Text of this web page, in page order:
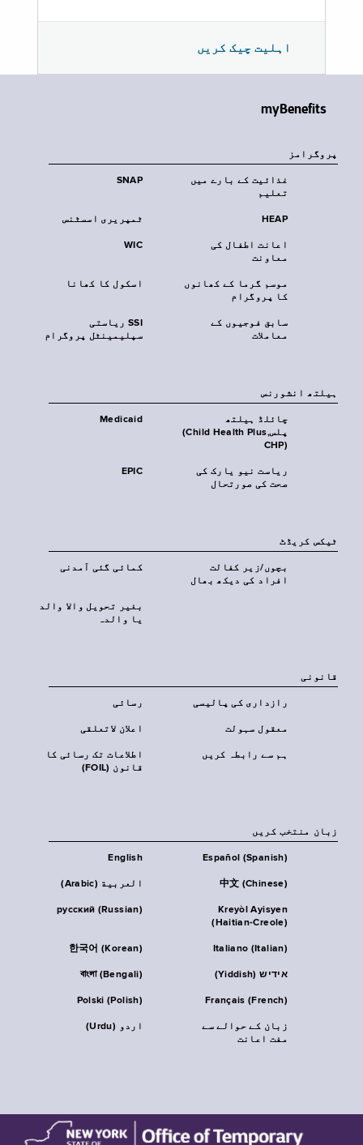
اہلیت چیک کریں
myBenefits
پروگرامز
SNAP
غذائیت کے بارے میں
تعلیم
ٹمپریری اسسٹنس HEAP
WIC
اعانت اطفال کی
معاونت
اسکول کا کھانا
موسم گرما کے کھانوں
کا پروگرام
SSI ریاستی
سپلیمینٹل پروگرام
سابق فوجیوں کے
معاملات
‏ہیلتھ انشورنس
Medicaid
چائلڈ ہیلتھ
پلس‎(Child Health Plus,
CHP)‎
EPIC
ریاست نیو یارک کی
صحت کی صورتحال
ٹیکس کریڈٹ
کمائی گئی آمدنی
بچوں/زیر کفالت
افراد کی دیکھ بھال
بغیر تحویل والا والد
یا والدہ
قانونی
رسائی رازداری کی پالیسی
اعلان لاتعلقی معقول سہولت
اطلاعات تک رسائی کا
قانون (FOIL)
ہم سے رابطہ کریں
زبان منتخب کریں
English Español (Spanish)
العربية (Arabic) 中文 (Chinese)
русский (Russian)
Kreyòl Ayisyen
(Haitian-Creole)
한국어 (Korean) Italiano (Italian)
বাংলা (Bengali) אידיש (Yiddish)
Polski (Polish) Français (French)
اردو (Urdu)
زبان کے حوالے سے
مفت اعانت